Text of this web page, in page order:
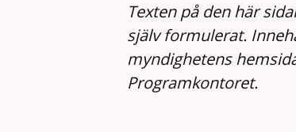
Texten på den här
själv formulerat.
myndighetens
Programkontoret.